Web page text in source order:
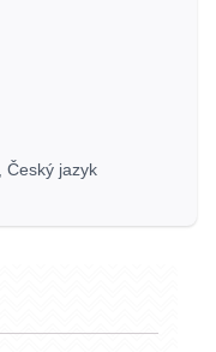
Český jazyk